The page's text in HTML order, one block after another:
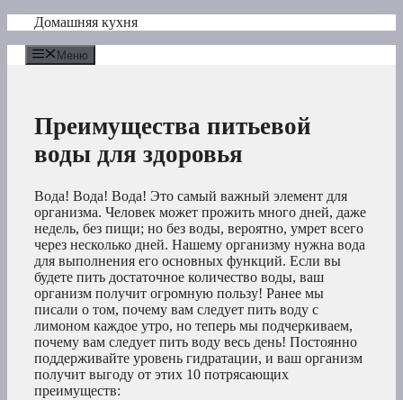
Перейти
содержимому
Домашняя кухня
Меню
Преимущества питьевой
воды для здоровья
Вода! Вода! Вода! Это самый важный элемент для
организма. Человек может прожить много дней, даже
недель, без пищи; но без воды, вероятно, умрет всего
через несколько дней. Нашему организму нужна вода
для выполнения его основных функций. Если вы
будете пить достаточное количество воды, ваш
организм получит огромную пользу! Ранее мы
писали о том, почему вам следует пить воду с
лимоном каждое утро, но теперь мы подчеркиваем,
почему вам следует пить воду весь день! Постоянно
поддерживайте уровень гидратации, и ваш организм
получит выгоду от этих 10 потрясающих
преимуществ: